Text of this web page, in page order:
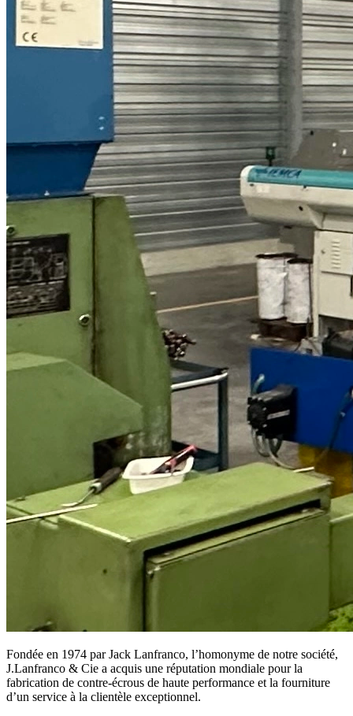
Fondée en 1974 par Jack Lanfranco, l’homonyme de notre société,
J.Lanfranco & Cie a acquis une réputation mondiale pour la
fabrication de contre-écrous de haute performance et la fourniture
d’un service à la clientèle exceptionnel.